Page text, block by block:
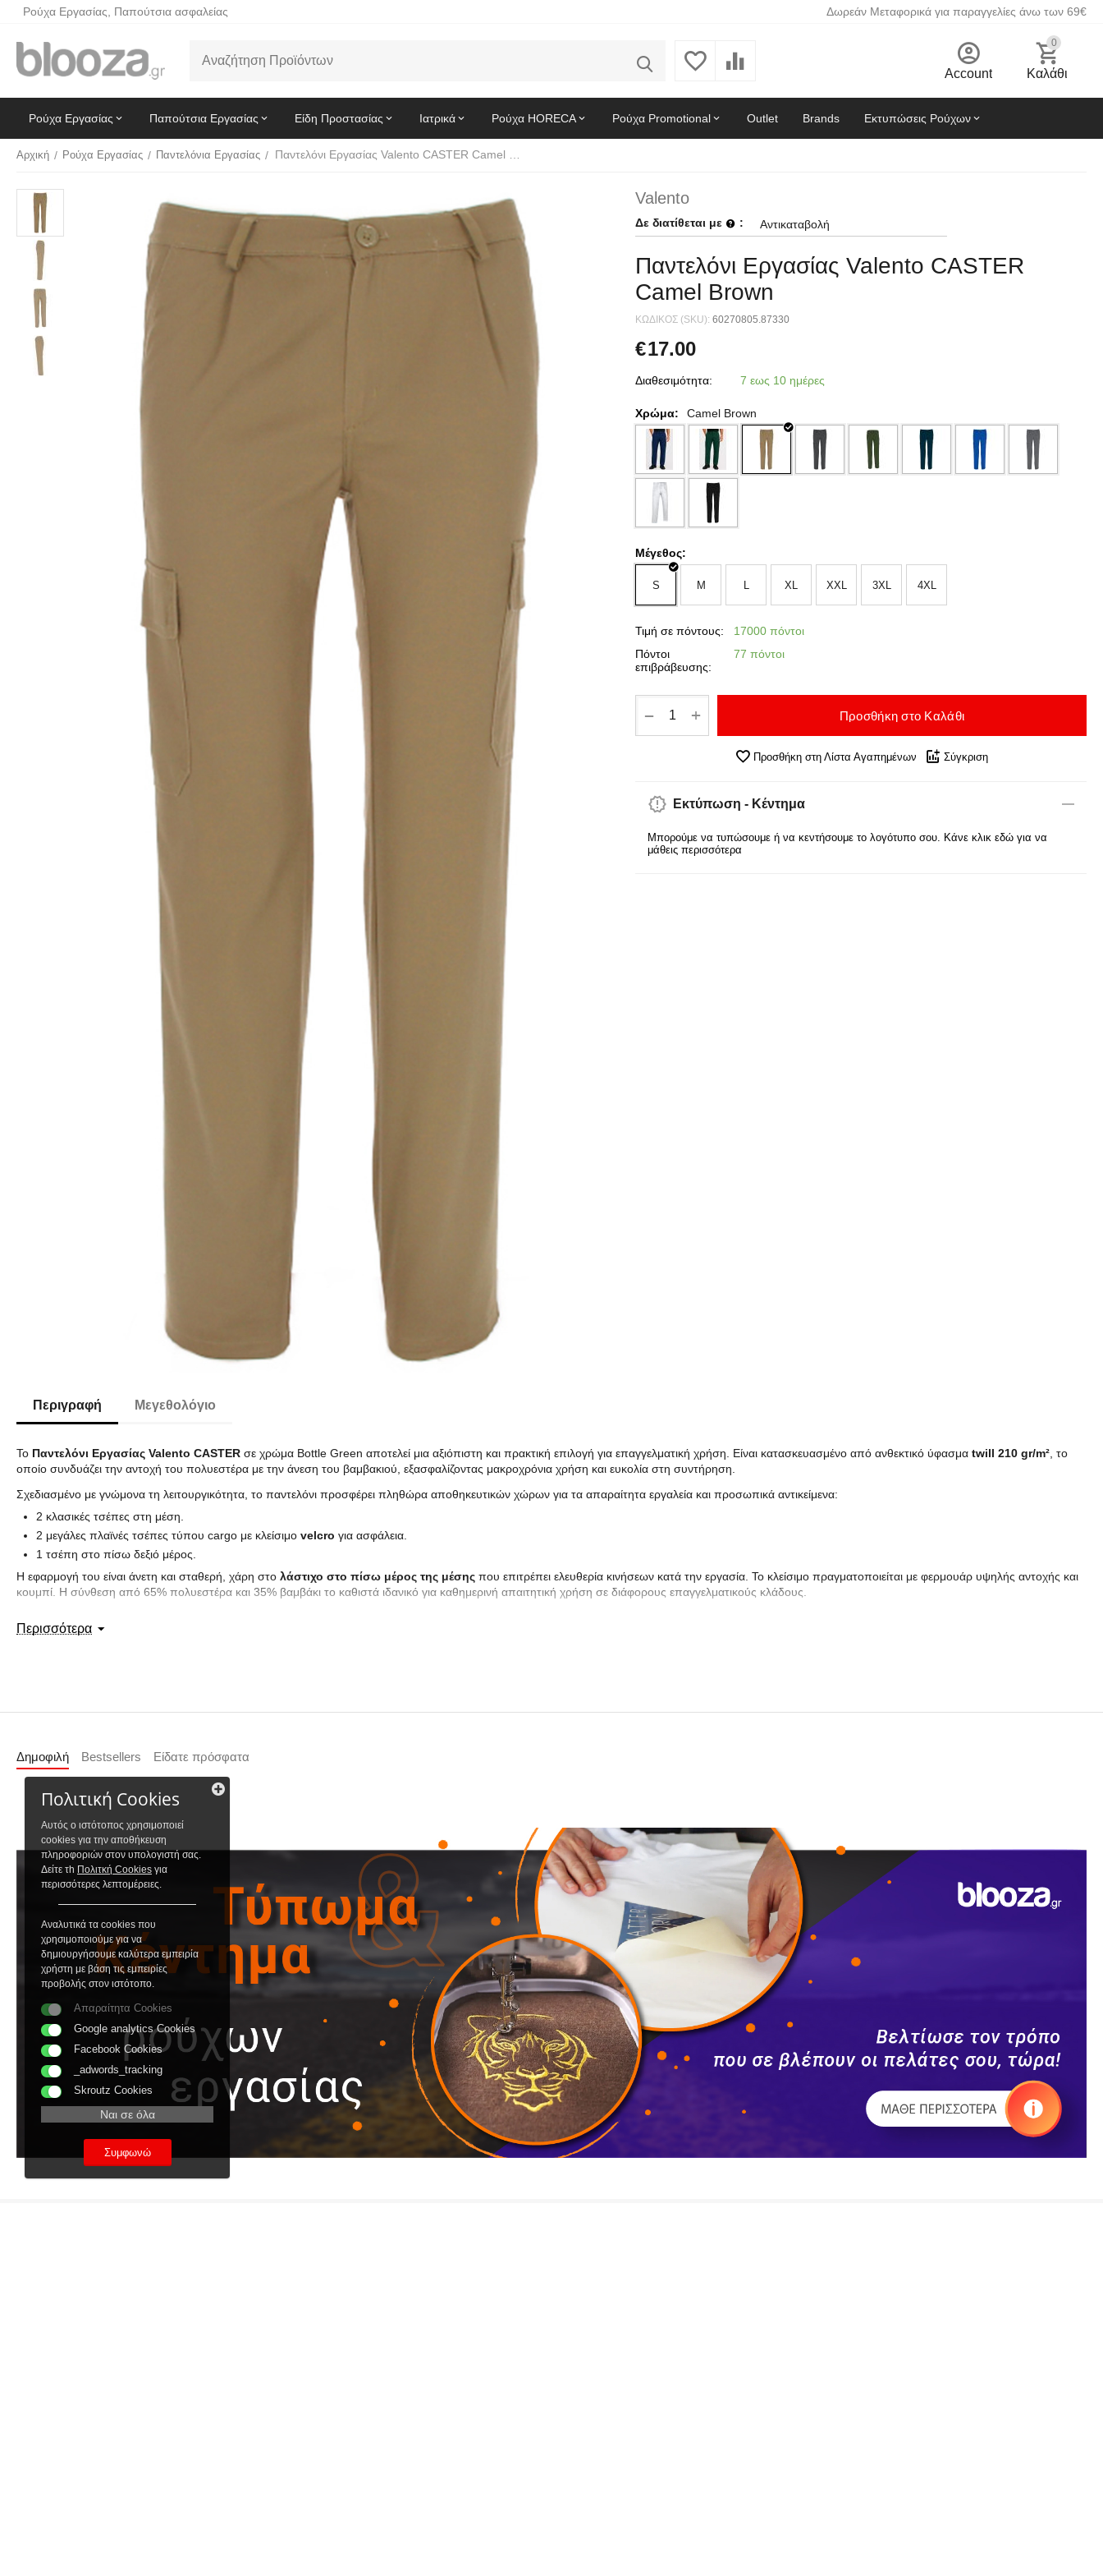
Ρούχα Εργασίας, Παπούτσια ασφαλείας Δωρεάν Μεταφορικά για παραγγελίες άνω των 69€
Account
0
Καλάθι
Ρούχα Εργασίας Παπούτσια Εργασίας Είδη Προστασίας Ιατρικά Ρούχα HORECA Ρούχα Promotional Outlet Brands Εκτυπώσεις Ρούχων
Αρχική / Ρούχα Εργασίας / Παντελόνια Εργασίας /
Valento
Δε διατίθεται με : Αντικαταβολή
Παντελόνι Εργασίας Valento CASTER
Camel Brown
ΚΩΔΙΚΟΣ (SKU): 60270805.87330
€17.00
Διαθεσιμότητα: 7 εως 10 ημέρες
Χρώμα: Camel Brown
Μέγεθος:
S M L XL XXL 3XL 4XL
Τιμή σε πόντους:
17000 πόντοι
Πόντοι
επιβράβευσης:
77 πόντοι
+
− Προσθήκη στο Καλάθι
Προσθήκη στη Λίστα Αγαπημένων Σύγκριση
Εκτύπωση - Κέντημα
Μπορούμε να τυπώσουμε ή να κεντήσουμε το λογότυπο σου. Κάνε κλικ εδώ για να
μάθεις περισσότερα
Περιγραφή Μεγεθολόγιο
Το Παντελόνι Εργασίας Valento CASTER σε χρώμα Bottle Green αποτελεί μια αξιόπιστη και πρακτική επιλογή για επαγγελματική χρήση. Είναι κατασκευασμένο από ανθεκτικό ύφασμα twill 210 gr/m², το
οποίο συνδυάζει την αντοχή του πολυεστέρα με την άνεση του βαμβακιού, εξασφαλίζοντας μακροχρόνια χρήση και ευκολία στη συντήρηση.
Σχεδιασμένο με γνώμονα τη λειτουργικότητα, το παντελόνι προσφέρει πληθώρα αποθηκευτικών χώρων για τα απαραίτητα εργαλεία και προσωπικά αντικείμενα:
2 κλασικές τσέπες στη μέση.
2 μεγάλες πλαϊνές τσέπες τύπου cargo με κλείσιμο velcro για ασφάλεια.
1 τσέπη στο πίσω δεξιό μέρος.
Η εφαρμογή του είναι άνετη και σταθερή, χάρη στο λάστιχο στο πίσω μέρος της μέσης που επιτρέπει ελευθερία κινήσεων κατά την εργασία. Το κλείσιμο πραγματοποιείται με φερμουάρ υψηλής αντοχής και
κουμπί. Η σύνθεση από 65% πολυεστέρα και 35% βαμβάκι το καθιστά ιδανικό για καθημερινή απαιτητική χρήση σε διάφορους επαγγελματικούς κλάδους.
Twill (65% Πολυεστέρας - 35% Βαμβάκι).
Περισσότερα
Δημοφιλή Bestsellers Είδατε πρόσφατα
Πολιτική Cookies
Αυτός ο ιστότοπος χρησιμοποιεί
cookies για την αποθήκευση
πληροφοριών στον υπολογιστή σας.
Δείτε τh Πολιτκή Cookies για
περισσότερες λεπτομέρειες.
Αναλυτικά τα cookies που
χρησιμοποιούμε για να
δημιουργήσουμε καλύτερα εμπειρία
χρήστη με βάση τις εμπειρίες
προβολής στον ιστότοπο.
Απαραίτητα Cookies
Google analytics Cookies
Facebook Cookies
_adwords_tracking
Skroutz Cookies
Ναι σε όλα
Συμφωνώ